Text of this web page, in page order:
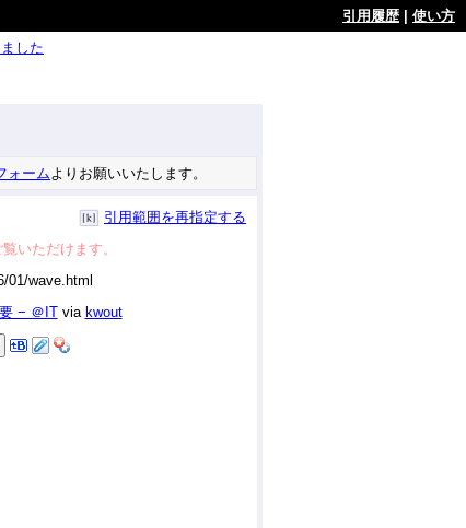
引用履歴
使い方
した
ォーム よりお願いいたします。
引用範囲を再指定する
いただけます。
− ＠ITvia kwout